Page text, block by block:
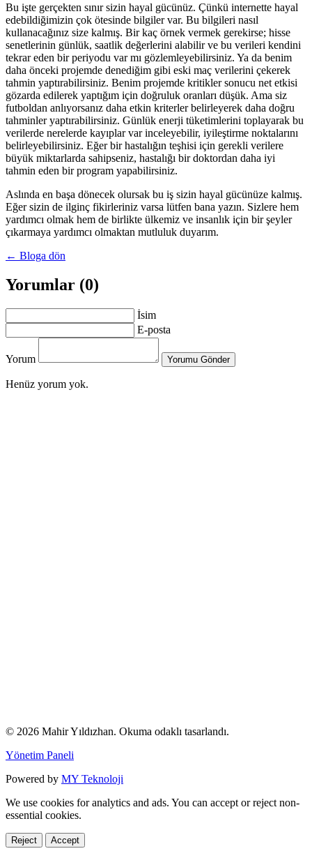
Bu işte gerçekten sınır sizin hayal gücünüz. Çünkü internette hayal
edebildiğimizin çok ötesinde bilgiler var. Bu bilgileri nasıl
kullanacağınız size kalmış. Bir kaç örnek vermek gerekirse; hisse
senetlerinin günlük, saatlik değerlerini alabilir ve bu verileri kendini
tekrar eden bir periyodu var mı gözlemleyebilirsiniz. Ya da benim
daha önceki projemde denediğim gibi eski maç verilerini çekerek
tahmin yaptırabilirsiniz. Benim projemde kritikler sonucu net etkisi
gözarda edilerek yaptığım için doğruluk oranları düşük. Ama siz
futboldan anlıyorsanız daha etkin kriterler belirleyerek daha doğru
tahminler yaptırabilirsiniz. Günlük enerji tüketimlerini toplayarak bu
verilerde nerelerde kayıplar var inceleyebilir, iyileştirme noktalarını
belirleyebilirsiniz. Eğer bir hastalığın teşhisi için gerekli verilere
büyük miktarlarda sahipseniz, hastalığı bir doktordan daha iyi
tahmin eden bir program yapabilirsiniz.
Aslında en başa dönecek olursak bu iş sizin hayal gücünüze kalmış.
Eğer sizin de ilginç fikirleriniz varsa lütfen bana yazın. Sizlere hem
yardımcı olmak hem de birlikte ülkemiz ve insanlık için bir şeyler
çıkarmaya yardımcı olmaktan mutluluk duyarım.
← Bloga dön
Yorumlar (0)
İsim
E-posta
Yorum Yorumu Gönder
Henüz yorum yok.
© 2026 Mahir Yıldızhan. Okuma odaklı tasarlandı.
Yönetim Paneli
Powered by MY Teknoloji
We use cookies for analytics and ads. You can accept or reject non-
essential cookies.
Reject Accept